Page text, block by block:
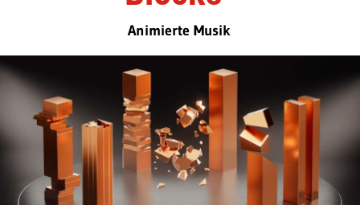
Animierte Musik